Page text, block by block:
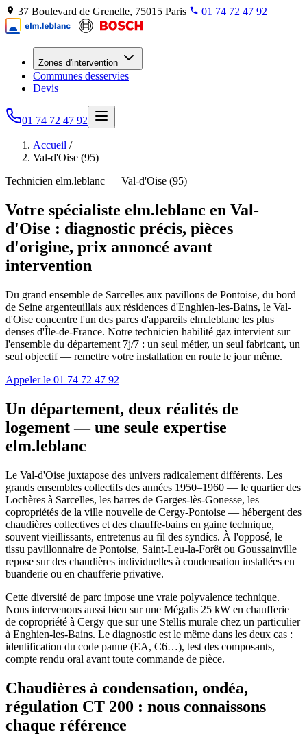
37 Boulevard de Grenelle, 75015 Paris 01 74 72 47 92
Zones d'intervention
Communes desservies
Devis
01 74 72 47 92
Accueil /
Val-d'Oise (95)
Technicien elm.leblanc — Val-d'Oise (95)
Votre spécialiste elm.leblanc en Val-
d'Oise : diagnostic précis, pièces
d'origine, prix annoncé avant
intervention
Du grand ensemble de Sarcelles aux pavillons de Pontoise, du bord
de Seine argenteuillais aux résidences d'Enghien-les-Bains, le Val-
d'Oise concentre l'un des parcs d'appareils elm.leblanc les plus
denses d'Île-de-France. Notre technicien habilité gaz intervient sur
l'ensemble du département 7j/7 : un seul métier, un seul fabricant, un
seul objectif — remettre votre installation en route le jour même.
Appeler le 01 74 72 47 92
Un département, deux réalités de
logement — une seule expertise
elm.leblanc
Le Val-d'Oise juxtapose des univers radicalement différents. Les
grands ensembles collectifs des années 1950–1960 — le quartier des
Lochères à Sarcelles, les barres de Garges-lès-Gonesse, les
copropriétés de la ville nouvelle de Cergy-Pontoise — hébergent des
chaudières collectives et des chauffe-bains en gaine technique,
souvent vieillissants, entretenus au fil des syndics. À l'opposé, le
tissu pavillonnaire de Pontoise, Saint-Leu-la-Forêt ou Goussainville
repose sur des chaudières individuelles à condensation installées en
buanderie ou en chaufferie privative.
Cette diversité de parc impose une vraie polyvalence technique.
Nous intervenons aussi bien sur une Mégalis 25 kW en chaufferie
de copropriété à Cergy que sur une Stellis murale chez un particulier
à Enghien-les-Bains. Le diagnostic est le même dans les deux cas :
identification du code panne (EA, C6…), test des composants,
compte rendu oral avant toute commande de pièce.
Chaudières à condensation, ondéa,
régulation CT 200 : nous connaissons
chaque référence